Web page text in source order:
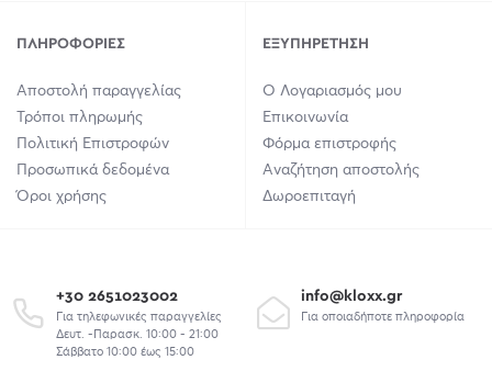
ΠΛΗΡΟΦΟΡΊΕΣ
Αποστολή παραγγελίας
Τρόποι πληρωμής
Πολιτική Επιστροφών
Προσωπικά δεδομένα
Όροι χρήσης
ΕΞΥΠΗΡΈΤΗΣΗ
Ο Λογαριασμός μου
Επικοινωνία
Φόρμα επιστροφής
Αναζήτηση αποστολής
Δωροεπιταγή
+30 2651023002
Για τηλεφωνικές παραγγελίες
Δευτ. -Παρασκ. 10:00 - 21:00
Σάββατο 10:00 έως 15:00
info@kloxx.gr
Για οποιαδήποτε πληροφορία